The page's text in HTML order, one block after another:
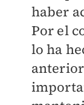
haber
Por el
lo ha